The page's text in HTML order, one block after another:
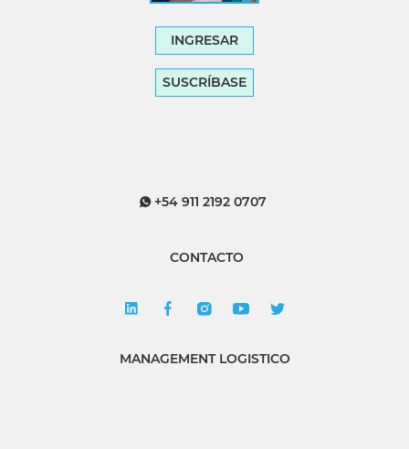
INGRESAR
SUSCRÍBASE
+54 911 2192 0707
CONTACTO
MANAGEMENT LOGISTICO